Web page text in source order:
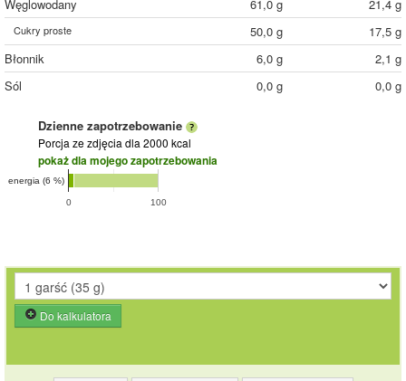
Węglowodany
61,0 g 21,4 g
Cukry proste 50,0 g
17,5 g
Błonnik
6,0 g
2,1 g
Sól
0,0 g 0,0 g
Dzienne zapotrzebowanie
Porcja ze zdjęcia dla 2000 kcal
pokaż dla mojego zapotrzebowania
0 100
energia (6 %)
Do kalkulatora